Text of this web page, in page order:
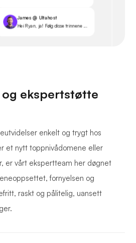
James @ Ultahost
Hei Ryan, ja! Følg disse trinnene ...
ekspertstøtte
enkelt og trygt hos
et nytt toppnivådomene eller
er vårt ekspertteam her døgnet
fornyelsen og
raskt og pålitelig, uansett